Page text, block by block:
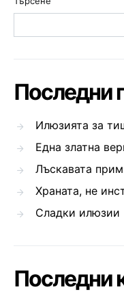
Последни
Илюзията за
Една златна
Лъскавата
Храната, не
Сладки илюзии
Последни